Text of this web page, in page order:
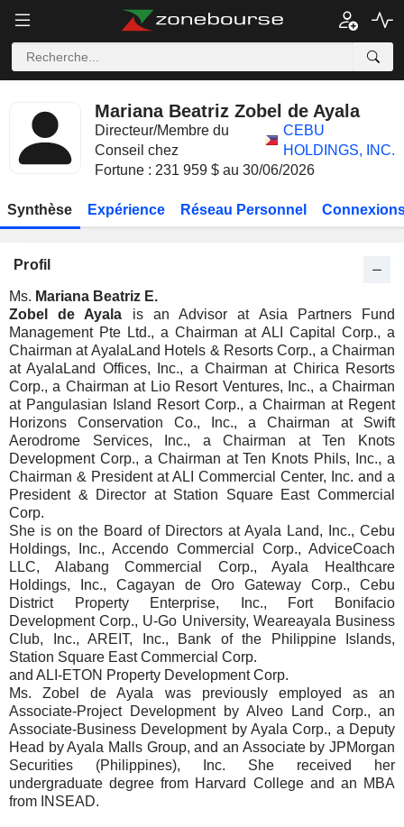
Mariana Beatriz Zobel de Ayala
Directeur/Membre du
Conseil chez
CEBU
HOLDINGS, INC.
Fortune : 231 959 $ au 30/06/2026
Synthèse Expérience Réseau Personnel
Profil
Ms. Mariana Beatriz E.
Zobel de Ayala is an Advisor at Asia Partners Fund
Management Pte Ltd., a Chairman at ALI Capital Corp., a
Chairman at AyalaLand Hotels & Resorts Corp., a Chairman
at AyalaLand Offices, Inc., a Chairman at Chirica Resorts
Corp., a Chairman at Lio Resort Ventures, Inc., a Chairman
at Pangulasian Island Resort Corp., a Chairman at Regent
Horizons Conservation Co., Inc., a Chairman at Swift
Aerodrome Services, Inc., a Chairman at Ten Knots
Development Corp., a Chairman at Ten Knots Phils, Inc., a
Chairman & President at ALI Commercial Center, Inc. and a
President & Director at Station Square East Commercial
Corp.
She is on the Board of Directors at Ayala Land, Inc., Cebu
Holdings, Inc., Accendo Commercial Corp., AdviceCoach
LLC, Alabang Commercial Corp., Ayala Healthcare
Holdings, Inc., Cagayan de Oro Gateway Corp., Cebu
District Property Enterprise, Inc., Fort Bonifacio
Development Corp., U-Go University, Weareayala Business
Club, Inc., AREIT, Inc., Bank of the Philippine Islands,
Station Square East Commercial Corp.
and ALI-ETON Property Development Corp.
Ms. Zobel de Ayala was previously employed as an
Associate-Project Development by Alveo Land Corp., an
Associate-Business Development by Ayala Corp., a Deputy
Head by Ayala Malls Group, and an Associate by JPMorgan
Securities (Philippines), Inc. She received her
undergraduate degree from Harvard College and an MBA
from INSEAD.